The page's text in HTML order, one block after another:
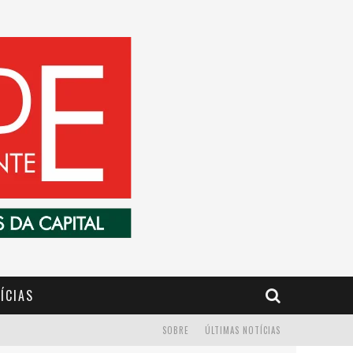
ÚLTIMAS NOTÍCIAS
SOBRE